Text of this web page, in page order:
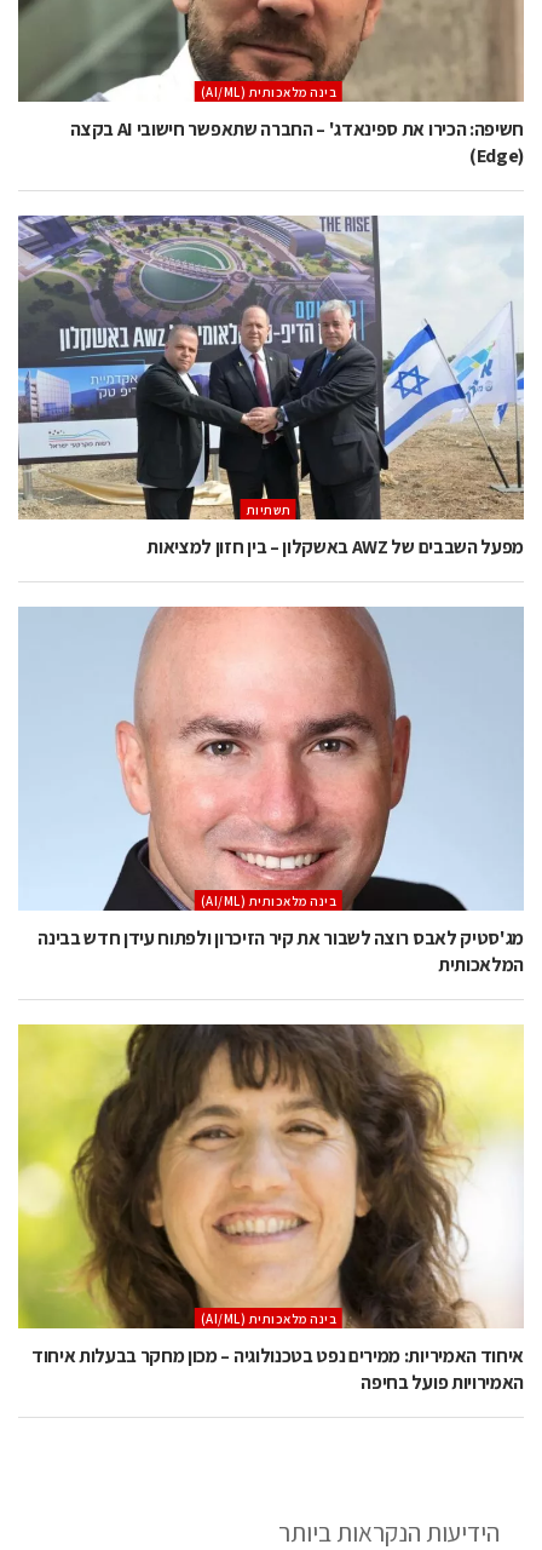
בינה מלאכותית (AI/ML)
חשיפה: הכירו את ספינאדג' – החברה שתאפשר חישובי AI בקצה
(Edge)
תשתיות
מפעל השבבים של AWZ באשקלון – בין חזון למציאות
בינה מלאכותית (AI/ML)
מג'סטיק לאבס רוצה לשבור את קיר הזיכרון ולפתוח עידן חדש בבינה
המלאכותית
בינה מלאכותית (AI/ML)
איחוד האמיריות: ממירים נפט בטכנולוגיה – מכון מחקר בבעלות איחוד
האמירויות פועל בחיפה
הידיעות הנקראות ביותר